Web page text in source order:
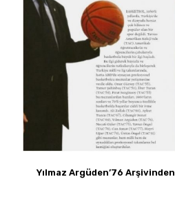
Yılmaz Argüden’76 Arşivinden